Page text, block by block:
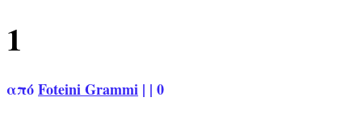
1
απόFoteini Grammi | | 0